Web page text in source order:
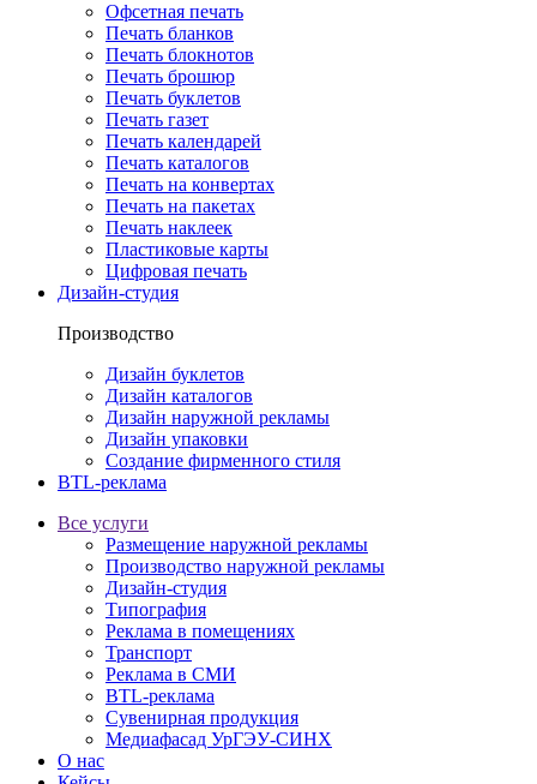
Офсетная печать
Печать бланков
Печать блокнотов
Печать брошюр
Печать буклетов
Печать газет
Печать календарей
Печать каталогов
Печать на конвертах
Печать на пакетах
Печать наклеек
Пластиковые карты
Цифровая печать
Дизайн-студия
Производство
Дизайн буклетов
Дизайн каталогов
Дизайн наружной рекламы
Дизайн упаковки
Создание фирменного стиля
BTL-реклама
Все услуги
Размещение наружной рекламы
Производство наружной рекламы
Дизайн-студия
Типография
Реклама в помещениях
Транспорт
Реклама в СМИ
BTL-реклама
Сувенирная продукция
Медиафасад УрГЭУ-СИНХ
О нас